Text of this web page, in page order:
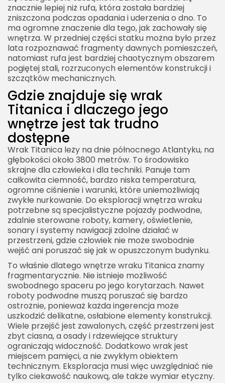
znacznie lepiej niż rufa, która została bardziej
zniszczona podczas opadania i uderzenia o dno. To
ma ogromne znaczenie dla tego, jak zachowały się
wnętrza. W przedniej części statku można było przez
lata rozpoznawać fragmenty dawnych pomieszczeń,
natomiast rufa jest bardziej chaotycznym obszarem
pogiętej stali, rozrzuconych elementów konstrukcji i
szczątków mechanicznych.
Gdzie znajduje się wrak
Titanica i dlaczego jego
wnętrze jest tak trudno
dostępne
Wrak Titanica leży na dnie północnego Atlantyku, na
głębokości około 3800 metrów. To środowisko
skrajne dla człowieka i dla techniki. Panuje tam
całkowita ciemność, bardzo niska temperatura,
ogromne ciśnienie i warunki, które uniemożliwiają
zwykłe nurkowanie. Do eksploracji wnętrza wraku
potrzebne są specjalistyczne pojazdy podwodne,
zdalnie sterowane roboty, kamery, oświetlenie,
sonary i systemy nawigacji zdolne działać w
przestrzeni, gdzie człowiek nie może swobodnie
wejść ani poruszać się jak w opuszczonym budynku.
To właśnie dlatego wnętrze wraku Titanica znamy
fragmentarycznie. Nie istnieje możliwość
swobodnego spaceru po jego korytarzach. Nawet
roboty podwodne muszą poruszać się bardzo
ostrożnie, ponieważ każda ingerencja może
uszkodzić delikatne, osłabione elementy konstrukcji.
Wiele przejść jest zawalonych, część przestrzeni jest
zbyt ciasna, a osady i rdzewiejące struktury
ograniczają widoczność. Dodatkowo wrak jest
miejscem pamięci, a nie zwykłym obiektem
technicznym. Eksploracja musi więc uwzględniać nie
tylko ciekawość naukową, ale także wymiar etyczny.